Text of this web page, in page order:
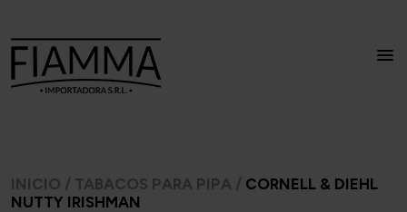
INICIO / TABACOS PARA PIPA / CORNELL & DIEHL
NUTTY IRISHMAN